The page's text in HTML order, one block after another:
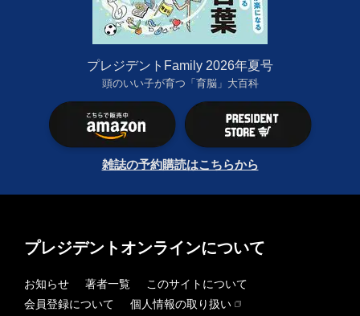
プレジデントFamily 2026年夏号
頭のいい子が育つ「育脳」大百科
雑誌の予約購読はこちらから
プレジデントオンラインについて
お知らせ 著者一覧
このサイトについて
会員登録について
個人情報の取り扱い